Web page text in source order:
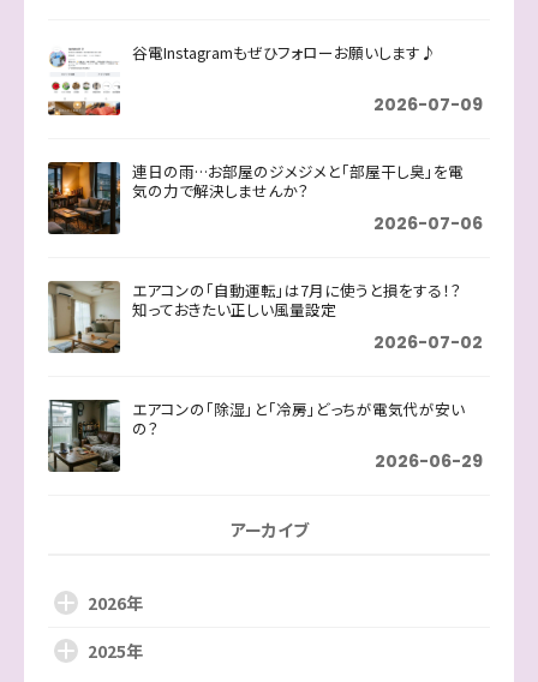
谷電Instagramもぜひフォローお願いします♪
2026-07-09
連日の雨…お部屋のジメジメと「部屋干し臭」を電
気の力で解決しませんか？
2026-07-06
エアコンの「自動運転」は7月に使うと損をする！？
知っておきたい正しい風量設定
2026-07-02
エアコンの「除湿」と「冷房」どっちが電気代が安い
の？
2026-06-29
アーカイブ
2026年
2025年